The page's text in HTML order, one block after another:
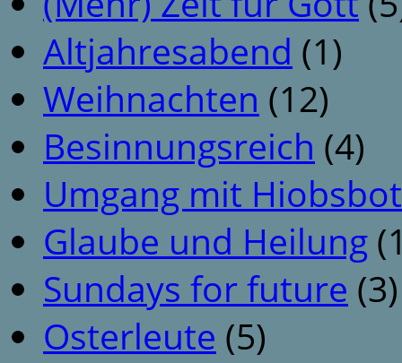
Altjahresabend (1)
Weihnachten (12)
Besinnungsreich (4)
Umgang mit
Glaube und Heilung
Sundays for future (3)
Osterleute (5)